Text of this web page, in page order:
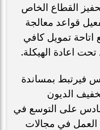
القطاع الخاص
قواعد معالجة
اتاحة تمويل كافي
اعادة الهيكلة.
فيرتبط بمساندة
الديون
على التوسع في
العمل في مجالات